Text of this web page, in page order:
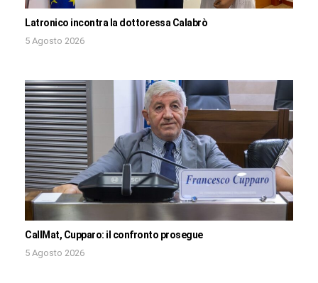
Latronico incontra la dottoressa Calabrò
5 Agosto 2026
CallMat, Cupparo: il confronto prosegue
5 Agosto 2026